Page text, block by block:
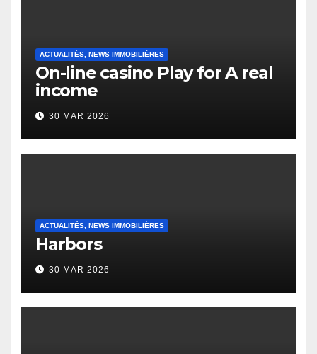
ACTUALITÉS, NEWS IMMOBILIÈRES
On-line casino Play for A real
income
30 MAR 2026
ACTUALITÉS, NEWS IMMOBILIÈRES
Harbors
30 MAR 2026